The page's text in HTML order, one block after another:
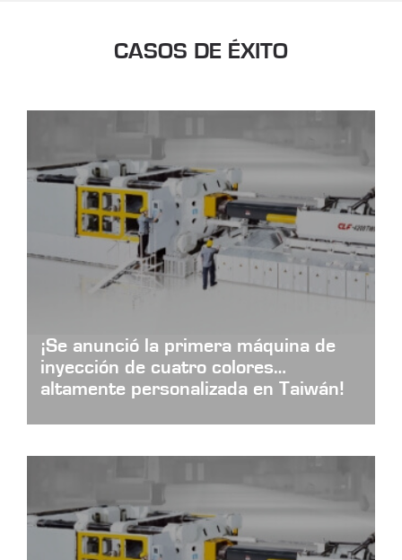
CASOS DE ÉXITO
¡Se anunció la primera máquina de
inyección de cuatro colores
altamente personalizada en Taiwán!